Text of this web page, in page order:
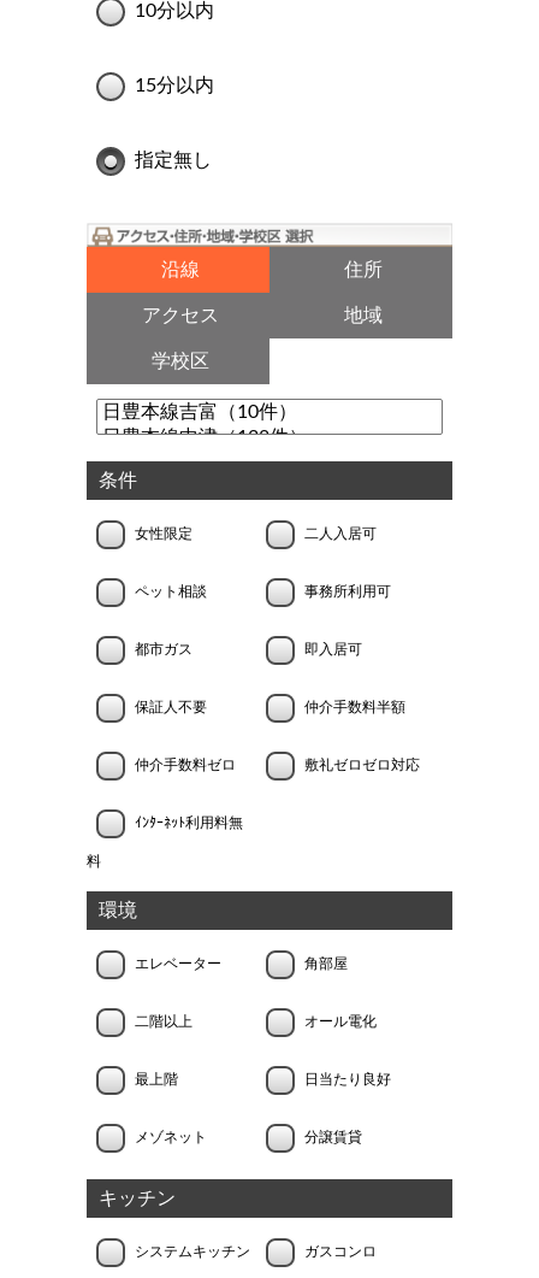
10分以内
15分以内
指定無し
沿線 住所
アクセス 地域
学校区
条件
女性限定 二人入居可
ペット相談 事務所利用可
都市ガス 即入居可
保証人不要 仲介手数料半額
仲介手数料ゼロ 敷礼ゼロゼロ対応
ｲﾝﾀｰﾈｯﾄ利用料無
料
環境
エレベーター 角部屋
二階以上 オール電化
最上階 日当たり良好
メゾネット 分譲賃貸
キッチン
システムキッチン ガスコンロ